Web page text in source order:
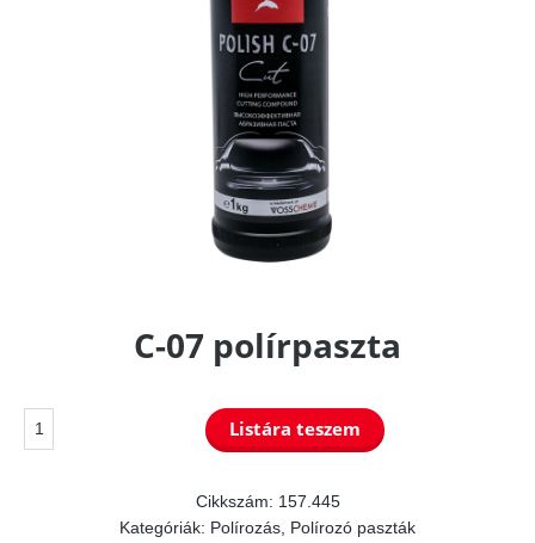
C-07 polírpaszta
C-
polírpaszta
mennyiség
Listára teszem
Cikkszám: 157.445
Kategóriák: Polírozás Polírozó paszták